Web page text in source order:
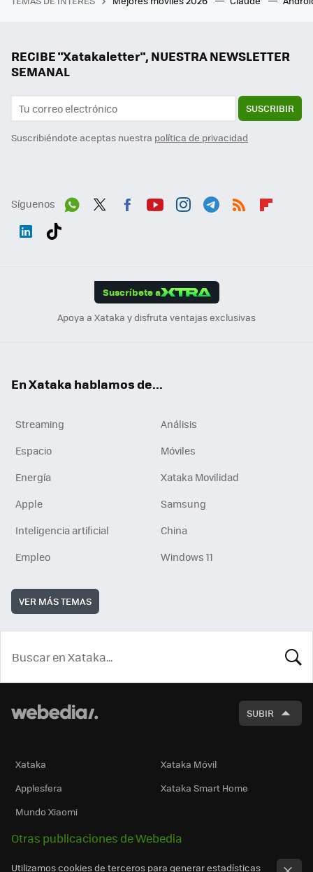
RECIBE "Xatakaletter", NUESTRA NEWSLETTER
SEMANAL
SUSCRIBIR
Suscribiéndote aceptas nuestra política de privacidad
Síguenos
Suscríbete a
Apoya a Xataka y disfruta ventajas exclusivas
En Xataka hablamos de...
Streaming
Análisis
Espacio
Móviles
Energía
Xataka Movilidad
Apple
Samsung
Inteligencia artificial
China
Empleo
Windows 11
VER MÁS TEMAS
SUBIR
Xataka
Xataka Móvil
Applesfera
Xataka Smart Home
Mundo Xiaomi
Otras publicaciones de Webedia
Utilizamos cookies de terceros para generar estadísticas